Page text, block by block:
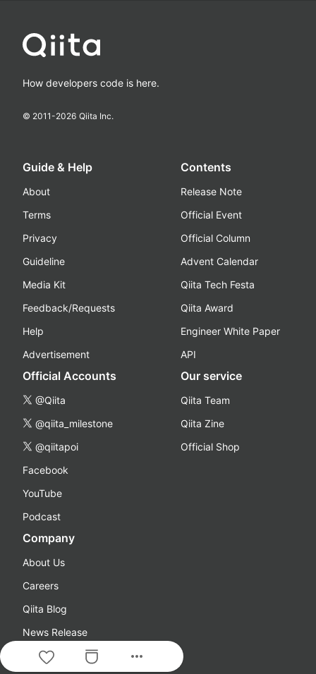
more_horiz
How developers code is here.
© 2011-2026 Qiita Inc.
Guide & Help
About
Terms
Privacy
Guideline
Media Kit
Feedback/Requests
Help
Advertisement
Contents
Release Note
Official Event
Official Column
Advent Calendar
Qiita Tech Festa
Qiita Award
Engineer White Paper
API
Official Accounts
@Qiita
@qiita_milestone
@qiitapoi
Facebook
YouTube
Podcast
Our service
Qiita Team
Qiita Zine
Official Shop
Company
About Us
Careers
Qiita Blog
News Release